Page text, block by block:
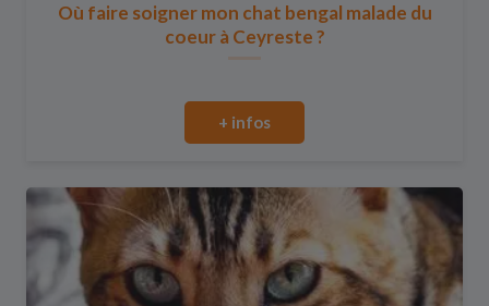
Où faire soigner mon chat bengal malade du
coeur à Ceyreste ?
+ infos